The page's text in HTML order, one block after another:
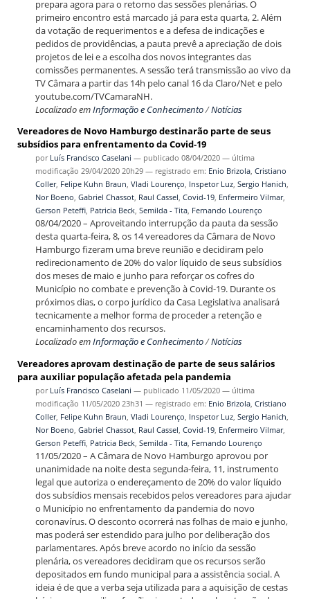
prepara agora para o retorno das sessões plenárias. O
primeiro encontro está marcado já para esta quarta, 2. Além
da votação de requerimentos e a defesa de indicações e
pedidos de providências, a pauta prevê a apreciação de dois
projetos de lei e a escolha dos novos integrantes das
comissões permanentes. A sessão terá transmissão ao vivo da
TV Câmara a partir das 14h pelo canal 16 da Claro/Net e pelo
youtube.com/TVCamaraNH.
Localizado emInformação e Conhecimento/Notícias
Vereadores de Novo Hamburgo destinarão parte de seus
subsídios para enfrentamento da Covid-19
por Luís Francisco Caselani — publicado 08/04/2020 — última
modificação 29/04/2020 20h29 — registrado em: Enio Brizola, Cristiano
Coller, Felipe Kuhn Braun, Vladi Lourenço, Inspetor Luz, Sergio Hanich,
Nor Boeno, Gabriel Chassot, Raul Cassel, Covid-19, Enfermeiro Vilmar,
Gerson Peteffi, Patricia Beck, Semilda - Tita, Fernando Lourenço
08/04/2020 – Aproveitando interrupção da pauta da sessão
desta quarta-feira, 8, os 14 vereadores da Câmara de Novo
Hamburgo fizeram uma breve reunião e decidiram pelo
redirecionamento de 20% do valor líquido de seus subsídios
dos meses de maio e junho para reforçar os cofres do
Município no combate e prevenção à Covid-19. Durante os
próximos dias, o corpo jurídico da Casa Legislativa analisará
tecnicamente a melhor forma de proceder a retenção e
encaminhamento dos recursos.
Localizado emInformação e Conhecimento/Notícias
Vereadores aprovam destinação de parte de seus salários
para auxiliar população afetada pela pandemia
por Luís Francisco Caselani — publicado 11/05/2020 — última
modificação 11/05/2020 23h31 — registrado em: Enio Brizola, Cristiano
Coller, Felipe Kuhn Braun, Vladi Lourenço, Inspetor Luz, Sergio Hanich,
Nor Boeno, Gabriel Chassot, Raul Cassel, Covid-19, Enfermeiro Vilmar,
Gerson Peteffi, Patricia Beck, Semilda - Tita, Fernando Lourenço
11/05/2020 – A Câmara de Novo Hamburgo aprovou por
unanimidade na noite desta segunda-feira, 11, instrumento
legal que autoriza o endereçamento de 20% do valor líquido
dos subsídios mensais recebidos pelos vereadores para ajudar
o Município no enfrentamento da pandemia do novo
coronavírus. O desconto ocorrerá nas folhas de maio e junho,
mas poderá ser estendido para julho por deliberação dos
parlamentares. Após breve acordo no início da sessão
plenária, os vereadores decidiram que os recursos serão
depositados em fundo municipal para a assistência social. A
ideia é de que a verba seja utilizada para a aquisição de cestas